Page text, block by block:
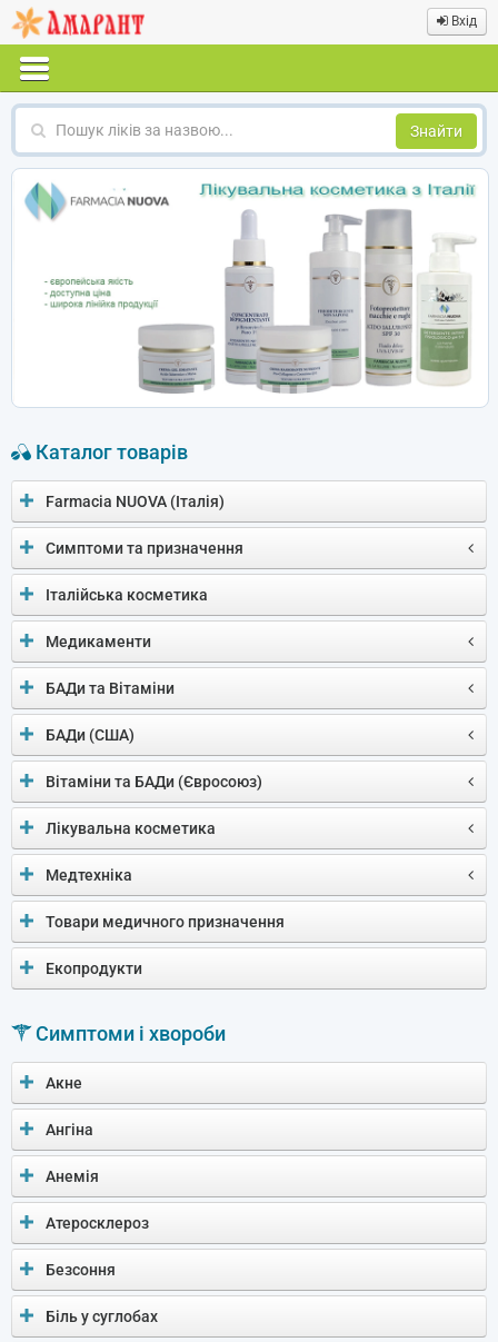
Вхід
Пошук
за
назвою
Каталог товарів
Farmacia NUOVA (Італія)
Симптоми та призначення
Італійська косметика
Медикаменти
БАДи та Вітаміни
БАДи (США)
Вітаміни та БАДи (Євросоюз)
Лікувальна косметика
Медтехніка
Товари медичного призначення
Екопродукти
Симптоми і хвороби
Акне
Ангіна
Анемія
Атеросклероз
Безсоння
Біль у суглобах